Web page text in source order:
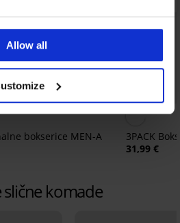
Allow all
bokserice MEN-A
3PACK
31,99 €
komade